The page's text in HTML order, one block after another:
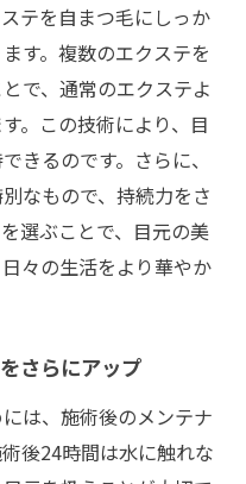
テを自まつ毛にしっか
す。複数のエクステを
で、通常のエクステよ
。この技術により、目
きるのです。さらに、
なもので、持続力をさ
選ぶことで、目元の美
々の生活をより華やか
さらにアップ
は、施術後のメンテナ
後24時間は水に触れな